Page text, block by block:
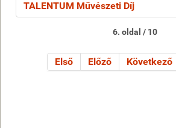
TALENTUM Művészeti Díj
6. oldal / 10
Első Előző Következő